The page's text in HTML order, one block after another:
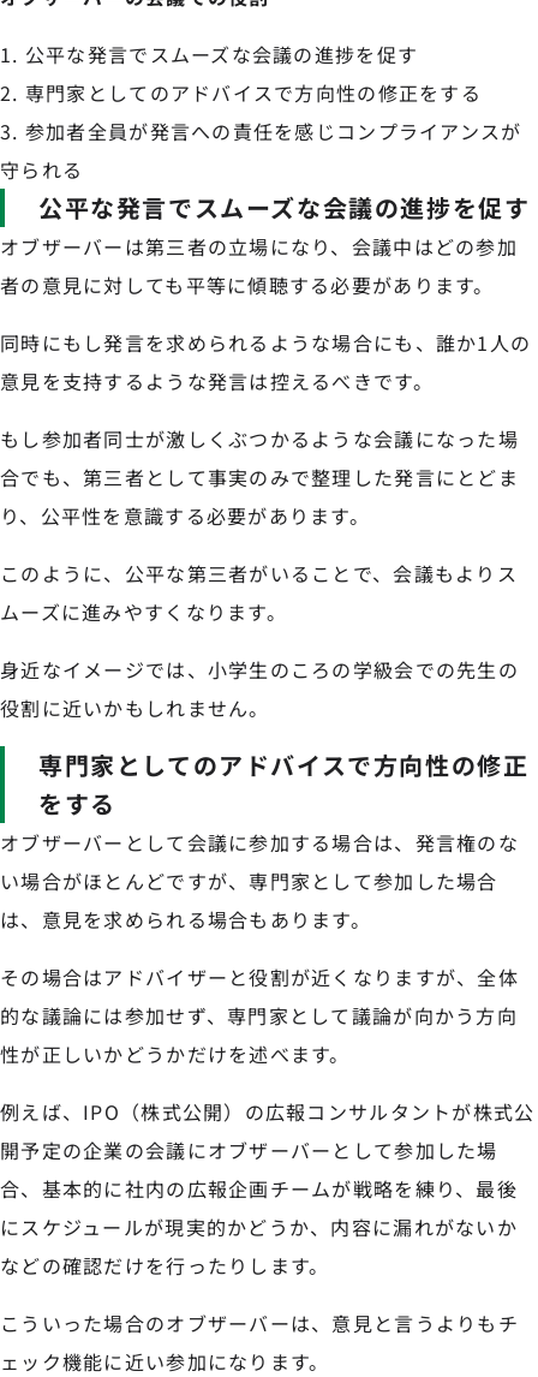
公平な発言でスムーズな会議の進捗を促す
専門家としてのアドバイスで方向性の修正をする
参加者全員が発言への責任を感じコンプライアンスが
守られる
公平な発言でスムーズな会議の進捗を促す
オブザーバーは第三者の立場になり、会議中はどの参加
者の意見に対しても平等に傾聴する必要があります。
同時にもし発言を求められるような場合にも、誰か1人の
意見を支持するような発言は控えるべきです。
もし参加者同士が激しくぶつかるような会議になった場
合でも、第三者として事実のみで整理した発言にとどま
り、公平性を意識する必要があります。
このように、公平な第三者がいることで、会議もよりス
ムーズに進みやすくなります。
身近なイメージでは、小学生のころの学級会での先生の
役割に近いかもしれません。
専門家としてのアドバイスで方向性の修正
をする
オブザーバーとして会議に参加する場合は、発言権のな
い場合がほとんどですが、専門家として参加した場合
は、意見を求められる場合もあります。
その場合はアドバイザーと役割が近くなりますが、全体
的な議論には参加せず、専門家として議論が向かう方向
性が正しいかどうかだけを述べます。
例えば、IPO（株式公開）の広報コンサルタントが株式公
開予定の企業の会議にオブザーバーとして参加した場
合、基本的に社内の広報企画チームが戦略を練り、最後
にスケジュールが現実的かどうか、内容に漏れがないか
などの確認だけを行ったりします。
こういった場合のオブザーバーは、意見と言うよりもチ
ェック機能に近い参加になります。